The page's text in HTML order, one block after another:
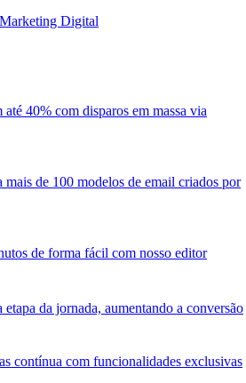
Digital
40% com disparos em massa via
mais de 100 modelos de email criados por
de forma fácil com nosso editor
etapa da jornada, aumentando a conversão
contínua com funcionalidades exclusivas